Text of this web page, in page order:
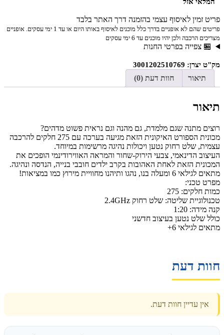
פריט זמין לאיסוף עצמי בהזמנה דרך האתר בלבד
פריטים שהם לא אופניים בדרך כלל מוכנים לאיסוף באותו היום או עד 1 ימי עסקים. אופניים
מצריכים הרכבה ולכן יהיו מוכנים עד 6 ימי עסקים
🏪 צפייה בפרטי החנות
מק"ט יצרן: 3001202510769
תיאור חוות דעת (0)
תיאור
רוצים מתנה שגם מלמדת, גם מהנה וגם נראית פשוט מדהים?
מכונית הספורט האיקונית הזאת מגיעה בערכה עם 275 חלקים להרכבה
עצמית, שלט רחוק נטען ויכולות נהיגה מרשימות במיוחד.
העיצוב הדינאמי, צבעי הירוק-שחור והמראה האווירודינמי הופכים את
המכונית הזאת לאחת האהובות בקרב ילדים חובבי בנייה, הנדסה ונהיגה.
מתאים לגילאי 6 ומעלה בנו, נהגו ותיהנו מחוויית מירוץ כמו במציאות!
מפרט טכני:
כמות חלקים: 275
טכנולוגיית שליטה: שלט רחוק 2.4GHz
קנה מידה: 1:20
כולל שלט נטען בעיצוב חדשני
מתאים לגילאי 6+
חוות דעת
אין עדיין חוות דעת.